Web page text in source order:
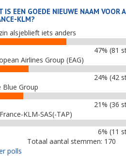
IS EEN GOEDE NIEUWE NAAM VOOR
KLM?
alsjeblieft iets anders
47% (81
Airlines Group (EAG)
24% (42
Blue Group
21% (36
KLM-SAS(-TAP)
6% (11
Totaal aantal stemmen: 170
polls